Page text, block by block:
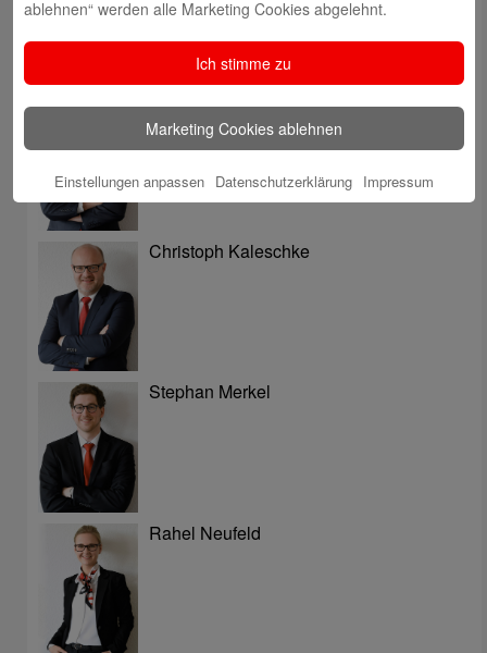
Jens Flachmann
Christoph Kaleschke
Stephan Merkel
Rahel Neufeld
ablehnen“ werden alle Marketing Cookies abgelehnt.
Ich stimme zu
Marketing Cookies ablehnen
Einstellungen anpassen Datenschutzerklärung Impressum